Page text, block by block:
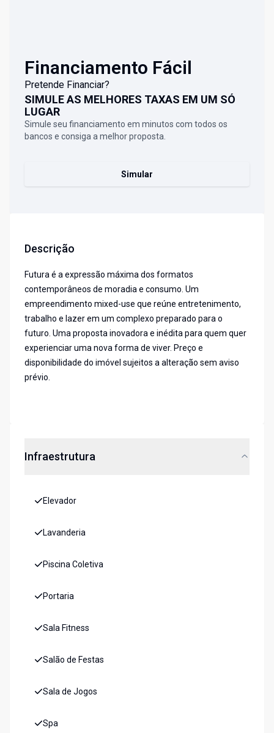
Financiamento Fácil
Pretende Financiar?
SIMULE AS MELHORES TAXAS EM UM SÓ
LUGAR
Simule seu financiamento em minutos com todos os
bancos e consiga a melhor proposta.
Simular
Descrição
Futura é a expressão máxima dos formatos
contemporâneos de moradia e consumo. Um
empreendimento mixed-use que reúne entretenimento,
trabalho e lazer em um complexo preparado para o
futuro. Uma proposta inovadora e inédita para quem quer
experienciar uma nova forma de viver. Preço e
disponibilidade do imóvel sujeitos a alteração sem aviso
prévio.
Infraestrutura
Elevador
Lavanderia
Piscina Coletiva
Portaria
Sala Fitness
Salão de Festas
Sala de Jogos
Spa